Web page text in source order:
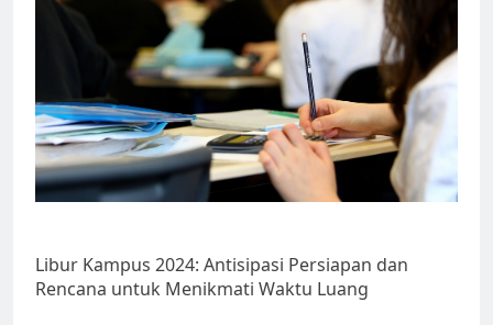
Libur Kampus 2024: Antisipasi Persiapan dan
Rencana untuk Menikmati Waktu Luang